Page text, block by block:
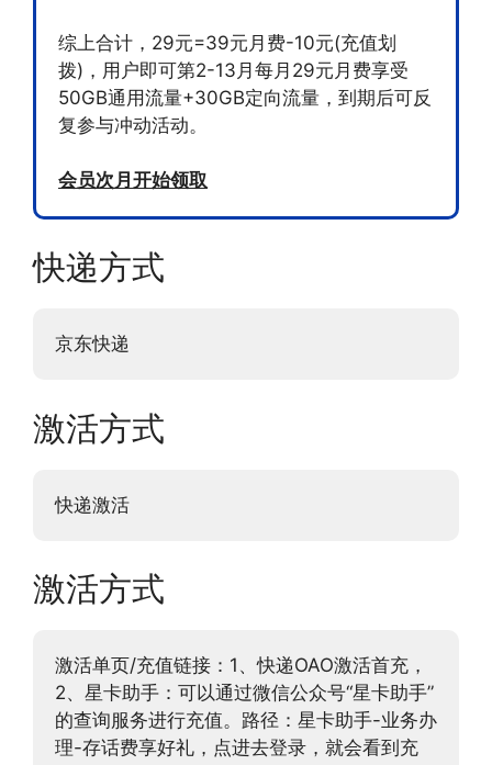
综上合计，29元=39元月费-10元(充值划
拨)，用户即可第2-13月每月29元月费享受
50GB通用流量+30GB定向流量，到期后可反
复参与冲动活动。
会员次月开始领取
快递方式
京东快递
激活方式
快递激活
激活方式
激活单页/充值链接：1、快递OAO激活首充，
2、星卡助手：可以通过微信公众号“星卡助手”
的查询服务进行充值。路径：星卡助手-业务办
理-存话费享好礼，点进去登录，就会看到充